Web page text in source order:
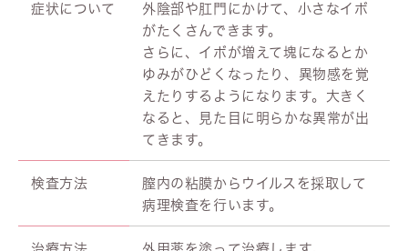
症状について
外陰部や肛門にかけて、小さなイボ
がたくさんできます。
さらに、イボが増えて塊になるとか
ゆみがひどくなったり、異物感を覚
えたりするようになります。大きく
なると、見た目に明らかな異常が出
てきます。
検査方法
膣内の粘膜からウイルスを採取して
病理検査を行います。